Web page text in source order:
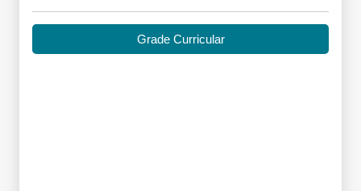
Grade Curricular